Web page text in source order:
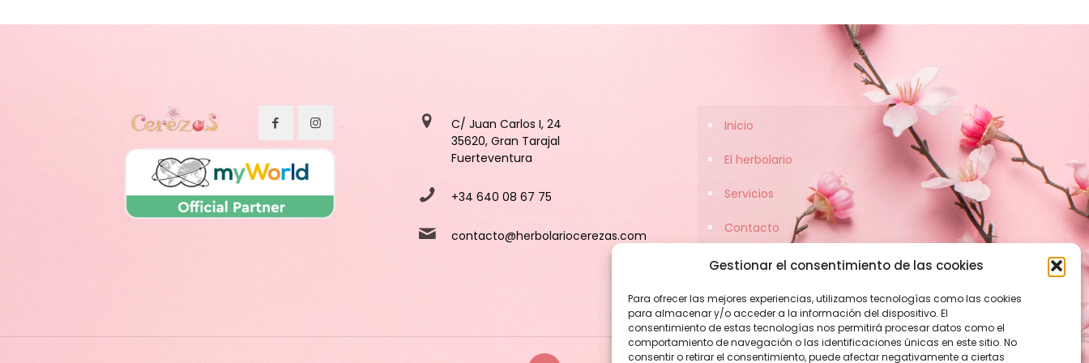
Gestionar el consentimiento de las cookies
Para ofrecer las mejores experiencias, utilizamos tecnologías como las cookies
para almacenar y/o acceder a la información del dispositivo. El
consentimiento de estas tecnologías nos permitirá procesar datos como el
comportamiento de navegación o las identificaciones únicas en este sitio. No
consentir o retirar el consentimiento, puede afectar negativamente a ciertas
C/ Juan Carlos I, 24
35620, Gran Tarajal
Fuerteventura
+34 640 08 67 75
contacto@herbolariocerezas.com
Inicio
El herbolario
Servicios
Contacto